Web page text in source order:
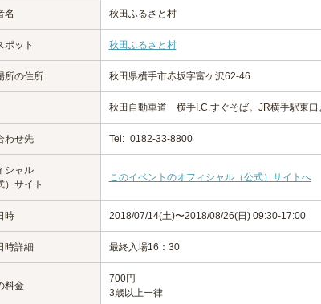
名 秋田ふるさと村
ポット 秋田ふるさと村
所の住所 秋田県横手市赤坂字富ケ沢62-46
秋田自動車道 横手I.C.すぐそば。JR横手駅東口
わせ先 Tel: 0182-33-8800
シャル
）サイト
このイベントのオフィシャル（公式）サイトへ
時 2018/07/14(土)〜2018/08/26(日) 09:30-17:00
時詳細 最終入場16：30
料金
700円
3歳以上一律